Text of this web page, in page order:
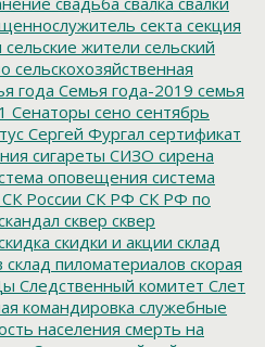
секта секция
сельские жители сельский
сельскохозяйственная
года Семья года-2019 семья
Сенаторы сено сентябрь
Сергей Фургал сертификат
сигареты СИЗО сирена
оповещения система
СК России СК РФ СК РФ по
сквер сквер
скидки и акции склад
склад пиломатериалов скорая
Следственный комитет Слет
командировка служебные
населения смерть на